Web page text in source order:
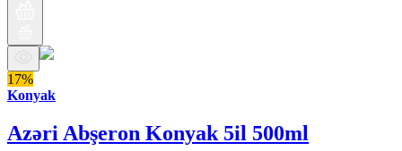
17%
Konyak
Azəri Abşeron Konyak 5il 500ml